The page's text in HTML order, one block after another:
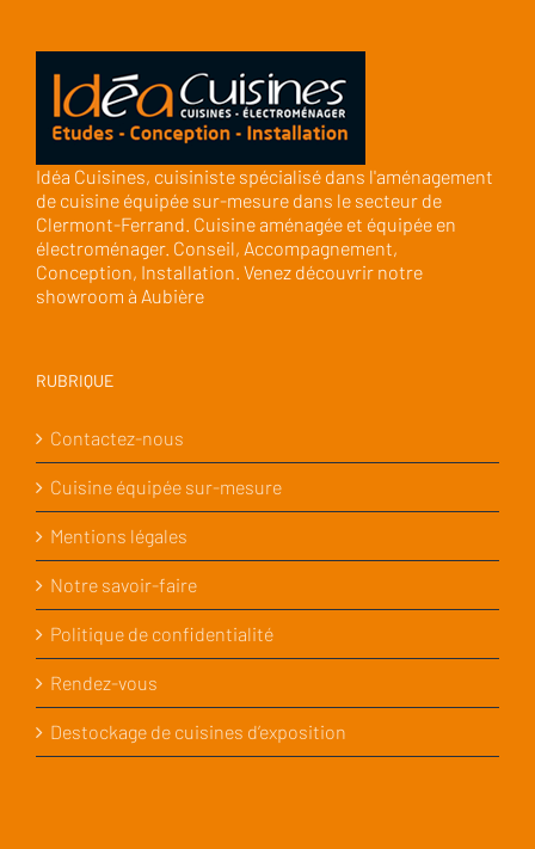
Idéa Cuisines, cuisiniste spécialisé dans l'aménagement
de cuisine équipée sur-mesure dans le secteur de
Clermont-Ferrand. Cuisine aménagée et équipée en
électroménager. Conseil, Accompagnement,
Conception, Installation. Venez découvrir notre
showroom à Aubière
RUBRIQUE
Contactez-nous
Cuisine équipée sur-mesure
Mentions légales
Notre savoir-faire
Politique de confidentialité
Rendez-vous
Destockage de cuisines d’exposition